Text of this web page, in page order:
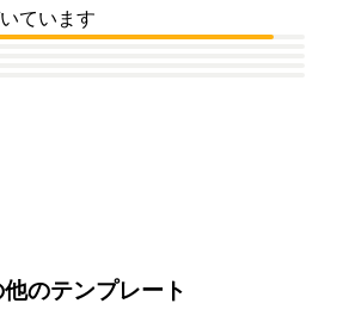
ています
のテンプレート